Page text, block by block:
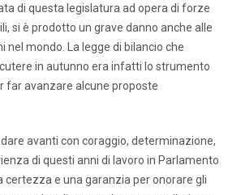
di questa legislatura ad opera di forze
si è prodotto un grave danno anche alle
nel mondo. La legge di bilancio che
in autunno era infatti lo strumento
far avanzare alcune proposte
avanti con coraggio, determinazione,
di questi anni di lavoro in Parlamento
certezza e una garanzia per onorare gli